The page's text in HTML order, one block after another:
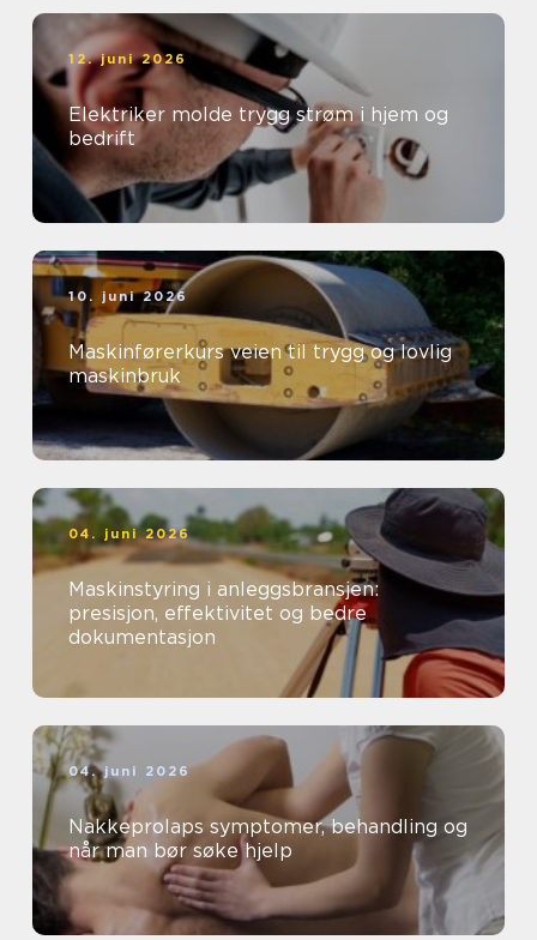
12. juni 2026
Elektriker molde trygg strøm i hjem og
bedrift
10. juni 2026
Maskinførerkurs veien til trygg og lovlig
maskinbruk
04. juni 2026
Maskinstyring i anleggsbransjen:
presisjon, effektivitet og bedre
dokumentasjon
04. juni 2026
Nakkeprolaps symptomer, behandling og
når man bør søke hjelp